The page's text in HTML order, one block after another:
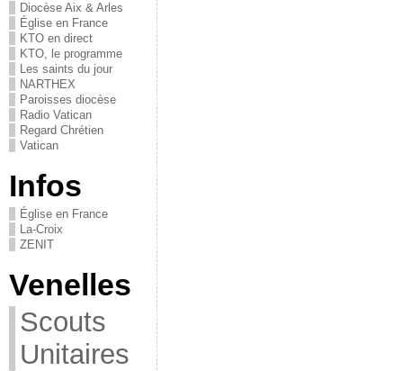
Diocèse Aix & Arles
Église en France
KTO en direct
KTO, le programme
Les saints du jour
NARTHEX
Paroisses diocèse
Radio Vatican
Regard Chrétien
Vatican
Infos
Église en France
La-Croix
ZENIT
Venelles
Scouts
Unitaires